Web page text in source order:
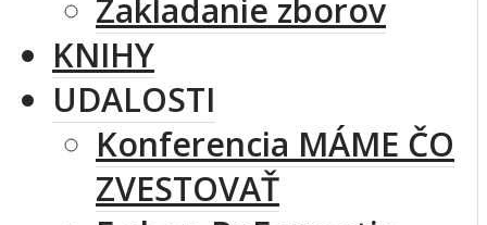
Zakladanie zborov
KNIHY
UDALOSTI
Konferencia MÁME ČO
ZVESTOVAŤ